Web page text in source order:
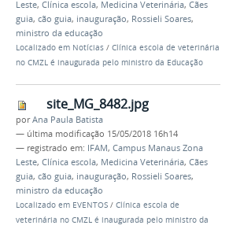
Leste, Clínica escola, Medicina Veterinária, Cães
guia, cão guia, inauguração, Rossieli Soares,
ministro da educação
Localizado em Notícias / Clínica escola de veterinária
no CMZL é inaugurada pelo ministro da Educação
site_MG_8482.jpg
porAna Paula Batista
— última modificação 15/05/2018 16h14
— registrado em: IFAM, Campus Manaus Zona
Leste, Clínica escola, Medicina Veterinária, Cães
guia, cão guia, inauguração, Rossieli Soares,
ministro da educação
Localizado em EVENTOS / Clínica escola de
veterinária no CMZL é inaugurada pelo ministro da